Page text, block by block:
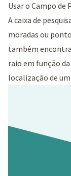
Usar o Campo de
A caixa de
moradas ou
também
raio em função
localização de